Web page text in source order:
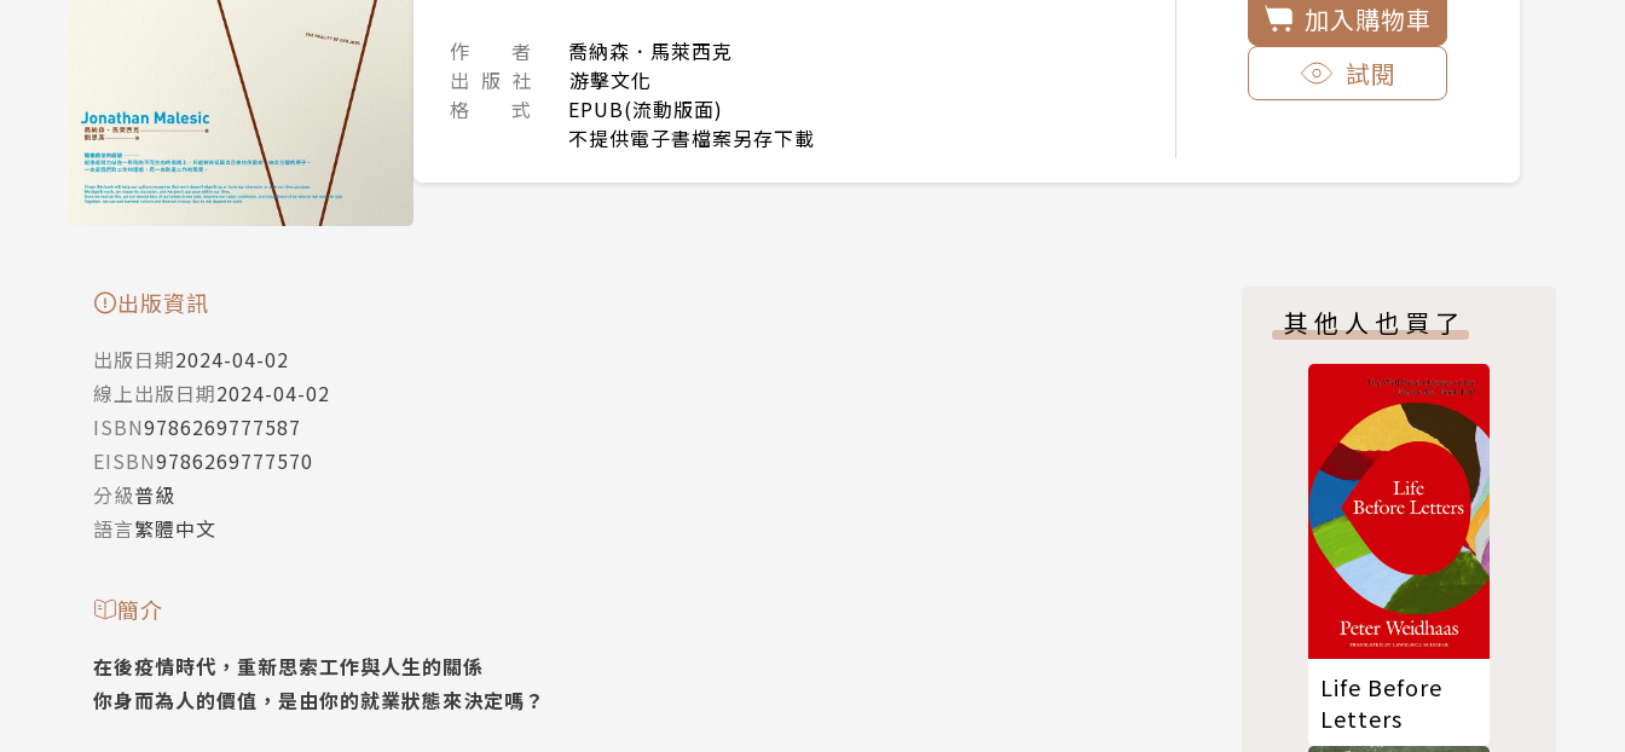
作 者
喬納森．馬萊西克
出 版 社
游擊文化
格 式
EPUB(流動版面)
不提供電子書檔案另存下載
加入購物車
試閱
出版資訊
出版日期2024-04-02
線上出版日期2024-04-02
ISBN9786269777587
EISBN9786269777570
分級普級
語言繁體中文
簡介
在後疫情時代，重新思索工作與人生的關係
你身而為人的價值，是由你的就業狀態來決定嗎？
其他人也買了
Life Before
Letters